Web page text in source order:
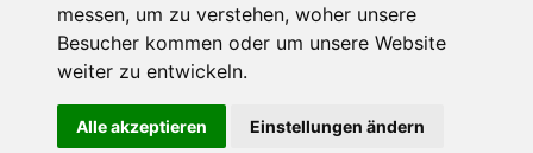
messen, um zu verstehen, woher unsere
Besucher kommen oder um unsere Website
weiter zu entwickeln.
Alle akzeptieren Einstellungen ändern